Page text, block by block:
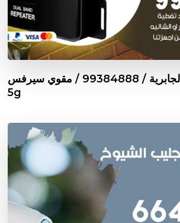
مقوي شبكة 5g الجابرية / 99384888 / مقوي سيرفس
5g